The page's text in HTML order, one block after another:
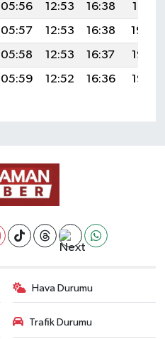
05:56 12:53 16:38
19:41
05:57 12:53 16:38
19:39
05:58 12:53 16:37
19:38
05:59 12:52 16:36 19:36
Hava Durumu
Trafik Durumu